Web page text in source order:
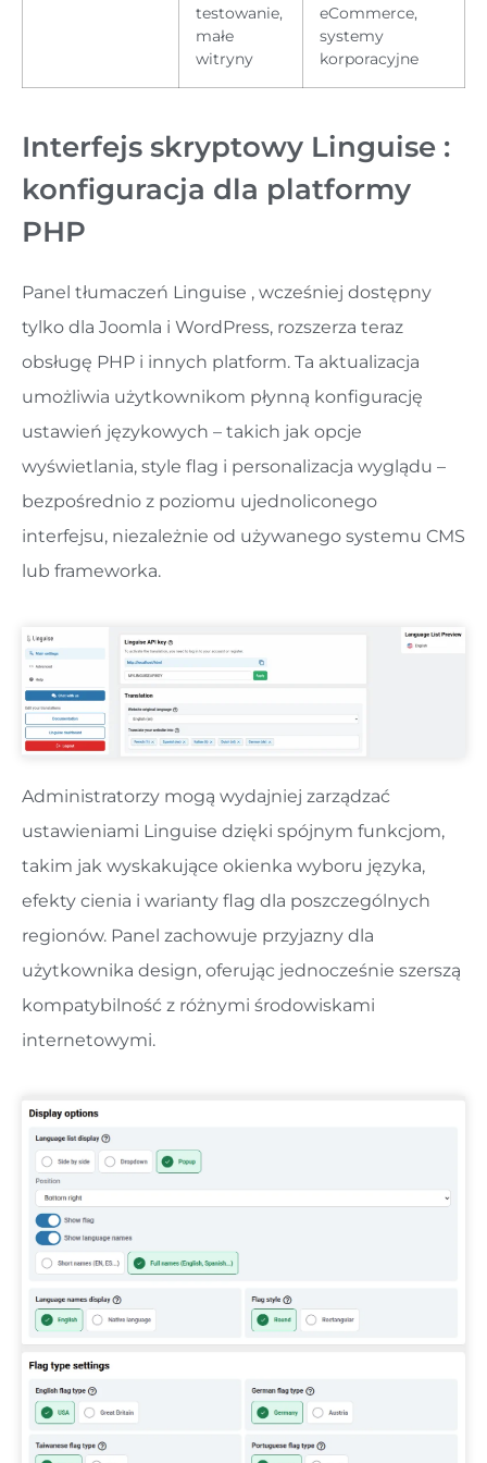
testowanie,
małe
witryny
eCommerce,
systemy
korporacyjne
Interfejs skryptowy Linguise :
konfiguracja dla platformy
PHP
Panel tłumaczeń Linguise , wcześniej dostępny
tylko dla Joomla i WordPress, rozszerza teraz
obsługę PHP i innych platform. Ta aktualizacja
umożliwia użytkownikom płynną konfigurację
ustawień językowych – takich jak opcje
wyświetlania, style flag i personalizacja wyglądu –
bezpośrednio z poziomu ujednoliconego
interfejsu, niezależnie od używanego systemu CMS
lub frameworka.
Administratorzy mogą wydajniej zarządzać
ustawieniami Linguise dzięki spójnym funkcjom,
takim jak wyskakujące okienka wyboru języka,
efekty cienia i warianty flag dla poszczególnych
regionów. Panel zachowuje przyjazny dla
użytkownika design, oferując jednocześnie szerszą
kompatybilność z różnymi środowiskami
internetowymi.